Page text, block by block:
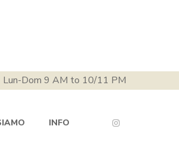
Lun-Dom 9 AM to 10/11 PM
INFO